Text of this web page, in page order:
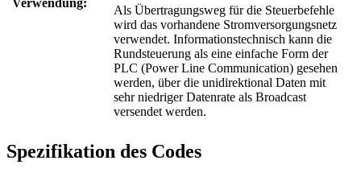
Als Übertragungsweg für die Steuerbefehle
wird das vorhandene Stromversorgungsnetz
verwendet. Informationstechnisch kann die
Rundsteuerung als eine einfache Form der
PLC (Power Line Communication) gesehen
werden, über die unidirektional Daten mit
sehr niedriger Datenrate als Broadcast
versendet werden.
Spezifikation des Codes